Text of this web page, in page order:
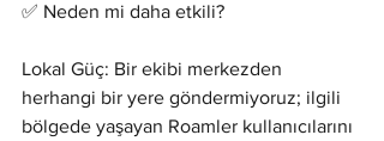
✅ Neden mi daha etkili?
Lokal Güç: Bir ekibi merkezden
herhangi bir yere göndermiyoruz; ilgili
bölgede yaşayan Roamler kullanıcılarını